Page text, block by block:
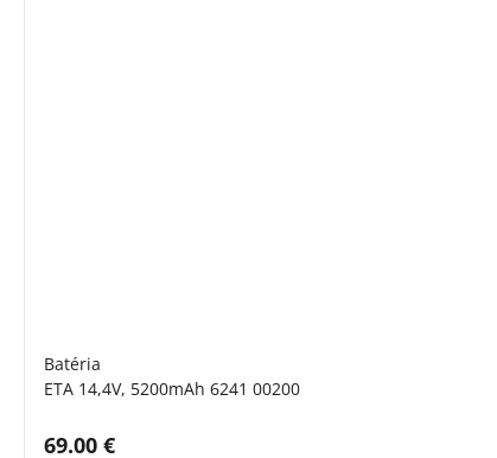
Batéria
ETA 14,4V, 5200mAh 6241 00200
Cena s DPH:
69.00 €